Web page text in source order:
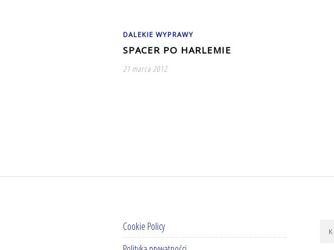
DALEKIE WYPRAWY
SPACER PO HARLEMIE
21 marca 2012
Cookie Policy